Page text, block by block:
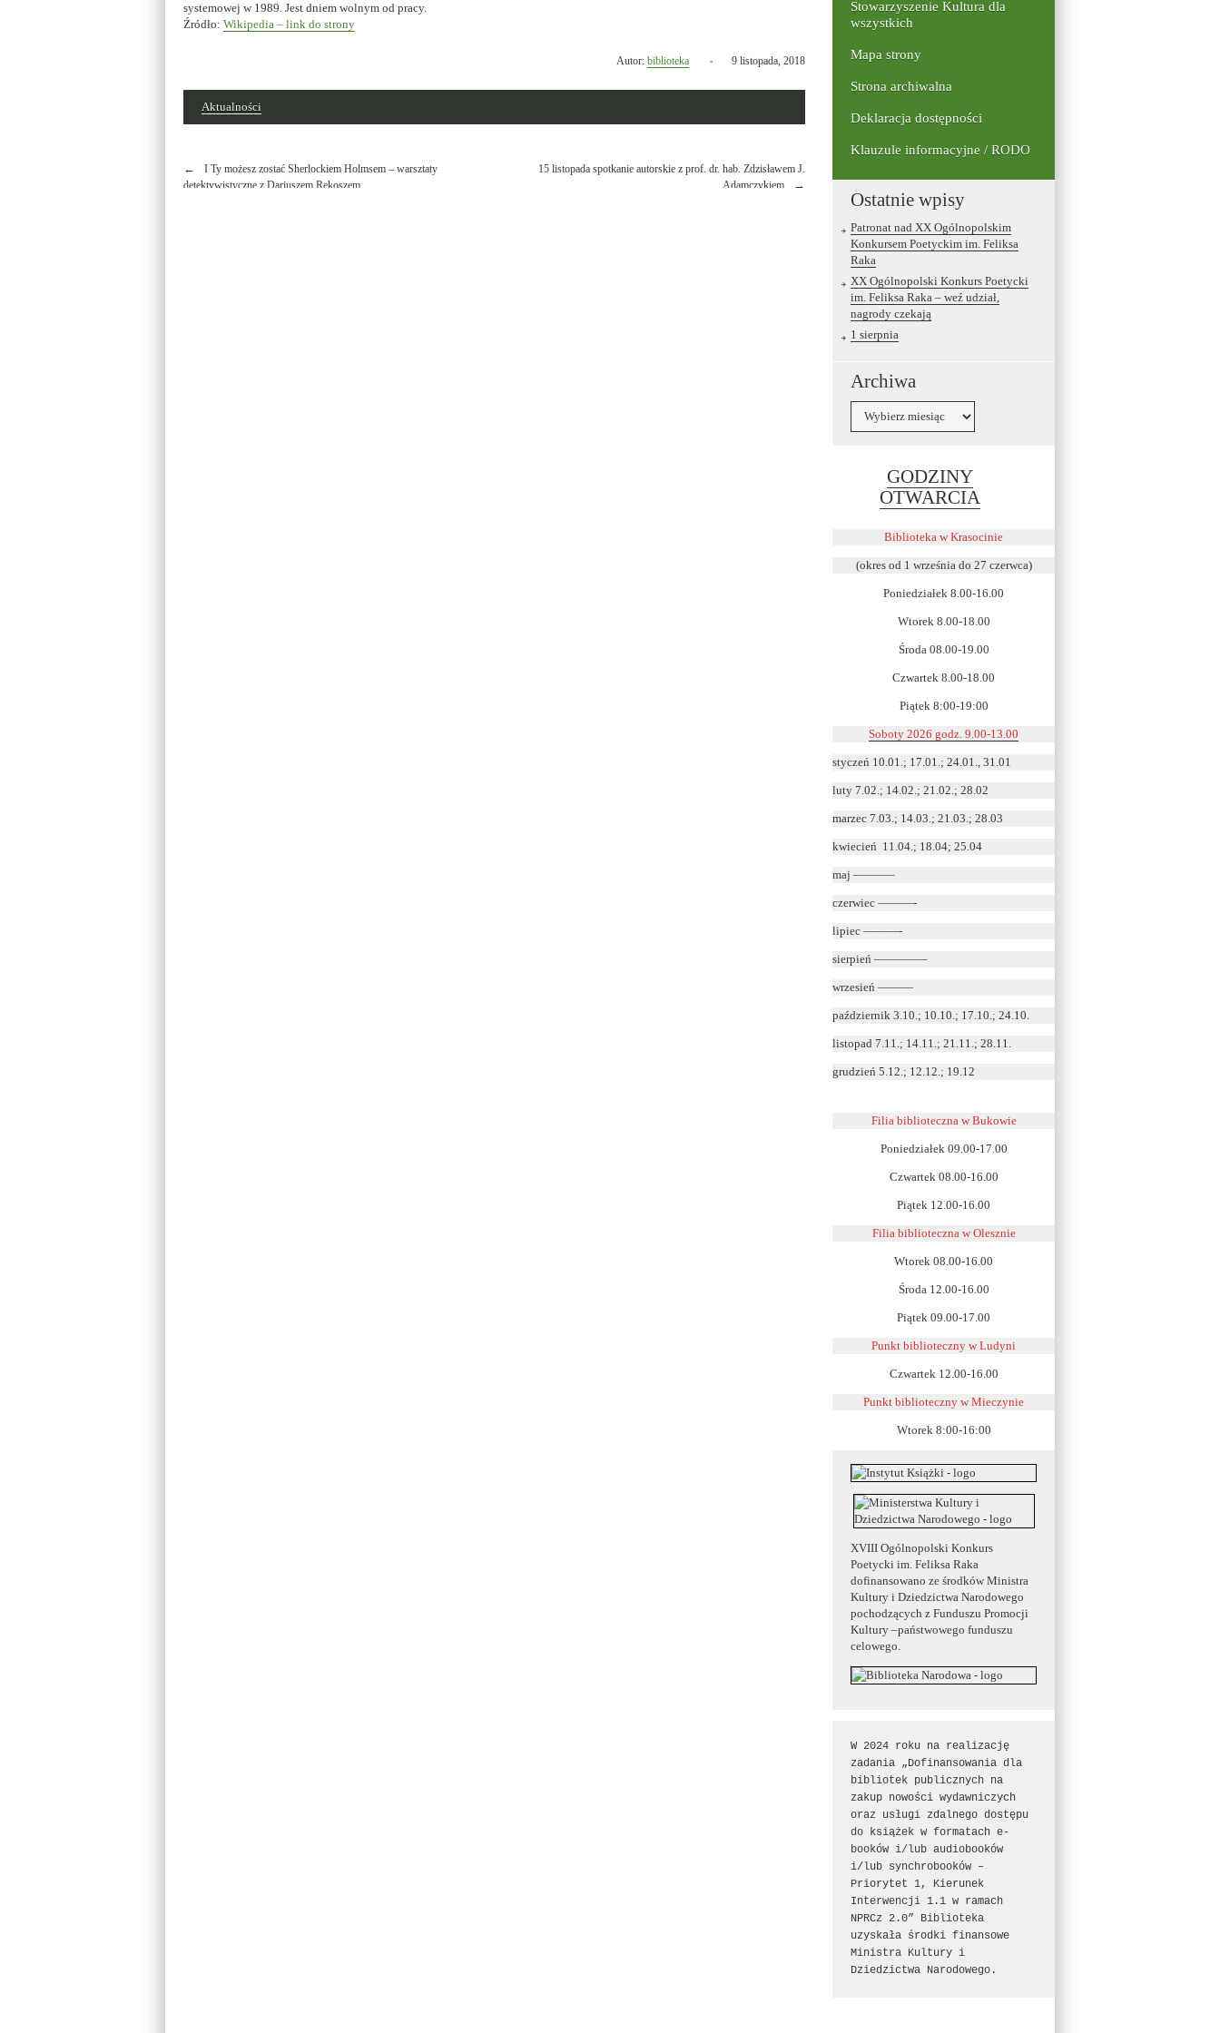
systemowej w 1989. Jest dniem wolnym od pracy.
Źródło: Wikipedia – link do strony
Autor: bibliotekaOpublikowano
dniu
9 listopada, 2018
Aktualności
Nawigacja
wpisu
I Ty możesz zostać Sherlockiem Holmsem – warsztaty
detektywistyczne z Dariuszem Rekoszem
15 listopada spotkanie autorskie z prof. dr. hab. Zdzisławem J.
Adamczykiem
Stowarzyszenie Kultura dla
wszystkich
Mapa strony
Strona archiwalna
Deklaracja dostępności
Klauzule informacyjne / RODO
Ostatnie wpisy
Patronat nad XX Ogólnopolskim
Konkursem Poetyckim im. Feliksa
Raka
XX Ogólnopolski Konkurs Poetycki
im. Feliksa Raka – weź udział,
nagrody czekają
1 sierpnia
Archiwa
GODZINY
OTWARCIA
się
w
oknie
Biblioteka w Krasocinie
(okres od 1 września do 27 czerwca)
Poniedziałek 8.00-16.00
Wtorek 8.00-18.00
Środa 08.00-19.00
Czwartek 8.00-18.00
Piątek 8:00-19:00
Soboty 2026 godz. 9.00-13.00
styczeń 10.01.; 17.01.; 24.01., 31.01
luty 7.02.; 14.02.; 21.02.; 28.02
marzec 7.03.; 14.03.; 21.03.; 28.03
kwiecień 11.04.; 18.04; 25.04
maj ———–
czerwiec ———-
lipiec ———-
sierpień ————–
wrzesień ———
październik 3.10.; 10.10.; 17.10.; 24.10.
listopad 7.11.; 14.11.; 21.11.; 28.11.
grudzień 5.12.; 12.12.; 19.12
Filia biblioteczna w Bukowie
Poniedziałek 09.00-17.00
Czwartek 08.00-16.00
Piątek 12.00-16.00
Filia biblioteczna w Olesznie
Wtorek 08.00-16.00
Środa 12.00-16.00
Piątek 09.00-17.00
Punkt biblioteczny w Ludyni
Czwartek 12.00-16.00
Punkt biblioteczny w Mieczynie
Wtorek 8:00-16:00
XVIII Ogólnopolski Konkurs
Poetycki im. Feliksa Raka
dofinansowano ze środków Ministra
Kultury i Dziedzictwa Narodowego
pochodzących z Funduszu Promocji
Kultury –państwowego funduszu
celowego.
W 2024 roku na realizację
zadania „Dofinansowania dla
bibliotek publicznych na
zakup nowości wydawniczych
oraz usługi zdalnego dostępu
do książek w formatach e-
booków i/lub audiobooków
i/lub synchrobooków –
Priorytet 1, Kierunek
Interwencji 1.1 w ramach
NPRCz 2.0” Biblioteka
uzyskała środki finansowe
Ministra Kultury i
Dziedzictwa Narodowego.